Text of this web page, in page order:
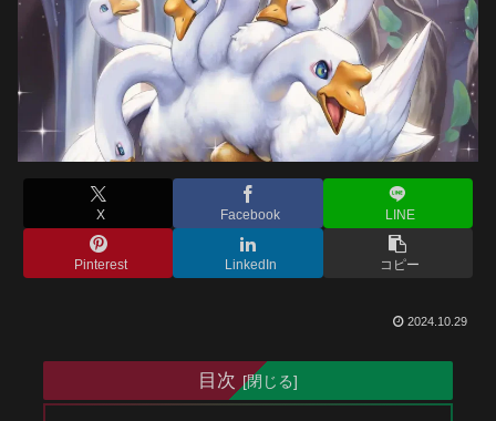
X Facebook LINE
Pinterest LinkedIn コピー
2024.10.29
目次